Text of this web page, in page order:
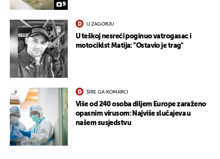
9
U ZAGORJU
U teškoj nesreći poginuo vatrogasac i
motociklst Matija: "Ostavio je trag"
ŠIRE GA KOMARCI
Više od 240 osoba diljem Europe zaraženo
opasnim virusom: Najviše slučajeva u
našem susjedstvu